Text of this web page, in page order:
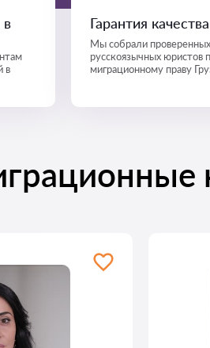
в
Гарантия качества
Мы собрали проверенных
русскоязычных юристов
миграционному праву